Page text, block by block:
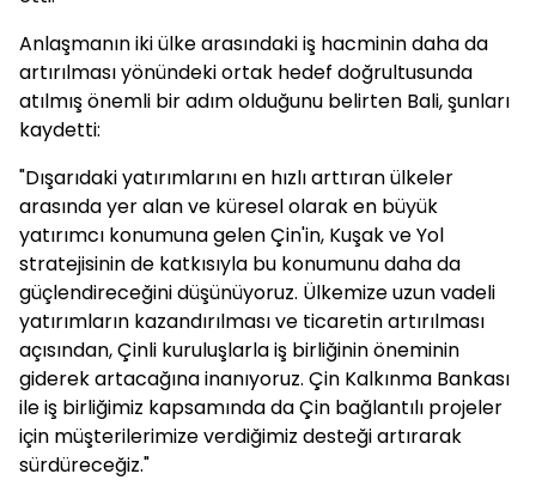
Anlaşmanın iki ülke arasındaki iş hacminin daha da
artırılması yönündeki ortak hedef doğrultusunda
atılmış önemli bir adım olduğunu belirten Bali, şunları
kaydetti:
"Dışarıdaki yatırımlarını en hızlı arttıran ülkeler
arasında yer alan ve küresel olarak en büyük
yatırımcı konumuna gelen Çin'in, Kuşak ve Yol
stratejisinin de katkısıyla bu konumunu daha da
güçlendireceğini düşünüyoruz. Ülkemize uzun vadeli
yatırımların kazandırılması ve ticaretin artırılması
açısından, Çinli kuruluşlarla iş birliğinin öneminin
giderek artacağına inanıyoruz. Çin Kalkınma Bankası
ile iş birliğimiz kapsamında da Çin bağlantılı projeler
için müşterilerimize verdiğimiz desteği artırarak
sürdüreceğiz."